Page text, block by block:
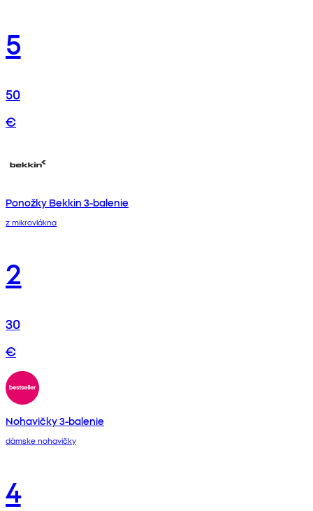
5
50
€
Ponožky Bekkin 3-balenie
z mikrovlákna
2
30
€
Nohavičky 3-balenie
dámske nohavičky
4